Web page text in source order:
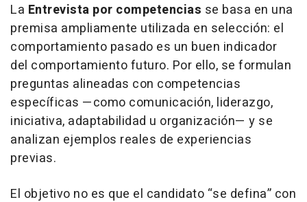
La Entrevista por competencias se basa en una
premisa ampliamente utilizada en selección: el
comportamiento pasado es un buen indicador
del comportamiento futuro. Por ello, se formulan
preguntas alineadas con competencias
específicas —como comunicación, liderazgo,
iniciativa, adaptabilidad u organización— y se
analizan ejemplos reales de experiencias
previas.
El objetivo no es que el candidato “se defina” con